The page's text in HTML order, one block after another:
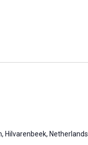
Hilvarenbeek, Netherlands